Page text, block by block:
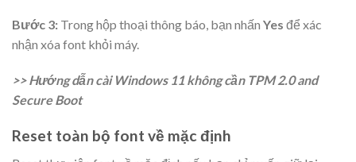
Bước 3: Trong hộp thoại thông báo, bạn nhấn Yes để xác
nhận xóa font khỏi máy.
>>Hướng dẫn cài Windows 11 không cần TPM 2.0 and
Secure Boot
Reset toàn bộ font về mặc định